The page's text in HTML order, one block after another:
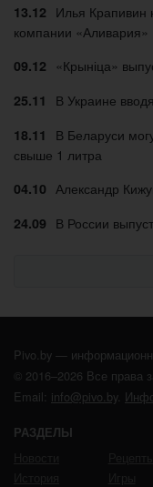
13.12 Илья Крапивин
компании «Аливария»
09.12 «Крыніца»
25.11 В Украине
18.11
В Беларуси
свыше 1 литра
04.10 Александр
24.09 В России
Pivo.by —
© 2016–2026 Все права
Email: info@pivo.by.
РАЗДЕЛЫ